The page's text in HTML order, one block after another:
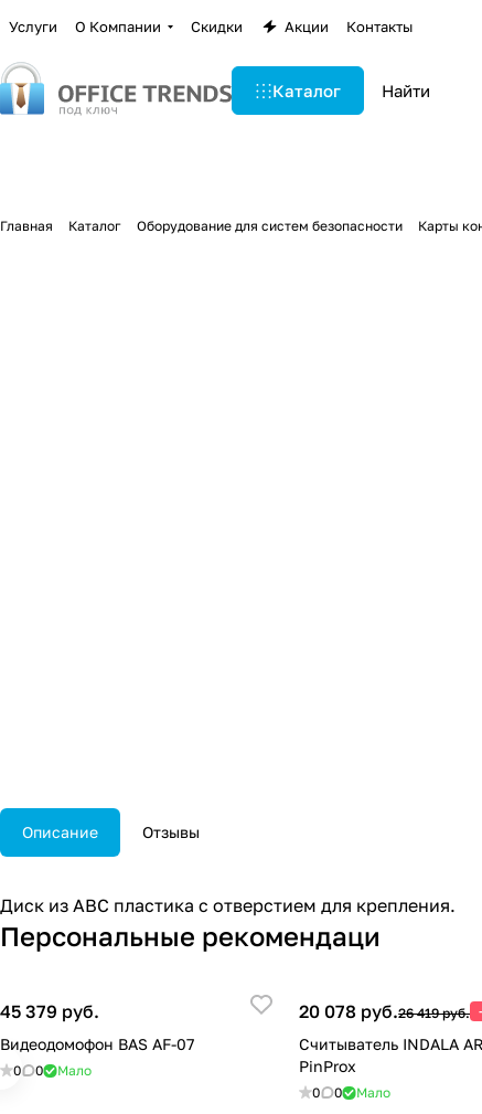
Услуги О Компании Скидки Акции Контакты
Каталог
Главная Каталог Оборудование для систем безопасности Карты
Описание Отзывы
Диск из АВС пластика c отверстием для крепления.
Персональные рекомендаци
45 379 руб.
Видеодомофон BAS AF-07
0 0 Мало
20 078 руб.26 419 руб.
Считыватель INDALA
PinProx
0 0 Мало